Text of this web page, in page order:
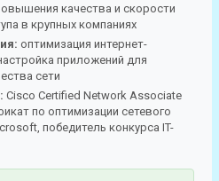
качества и скорости
в крупных компаниях
оптимизация интернет-
приложений для
сети
Cisco Certified Network Associate
по оптимизации сетевого
победитель конкурса IT-